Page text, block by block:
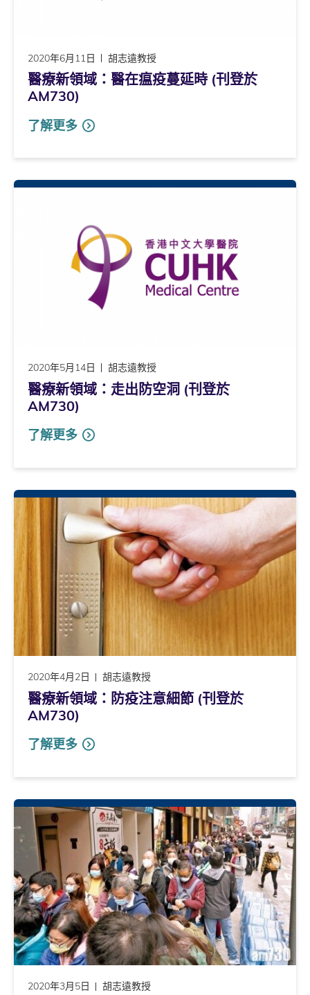
2020年6月11日 胡志遠教授
醫療新領域：醫在瘟疫蔓延時 (刊登於
AM730)
了解更多
2020年5月14日 胡志遠教授
醫療新領域：走出防空洞 (刊登於
AM730)
了解更多
2020年4月2日 胡志遠教授
醫療新領域：防疫注意細節 (刊登於
AM730)
了解更多
2020年3月5日 胡志遠教授